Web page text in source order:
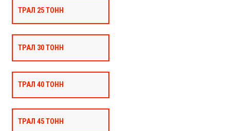
ТРАЛ 25 ТОНН
ТРАЛ 30 ТОНН
ТРАЛ 40 ТОНН
ТРАЛ 45 ТОНН